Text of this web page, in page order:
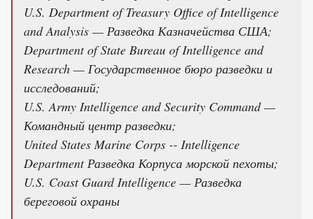
U.S. Department of Treasury Office of Intelligence
and Analysis — Разведка Казначейства США;
Department of State Bureau of Intelligence and
Research — Государственное бюро разведки и
исследований;
U.S. Army Intelligence and Security Command —
Командный центр разведки;
United States Marine Corps -- Intelligence
Department Разведка Корпуса морской пехоты;
U.S. Coast Guard Intelligence — Разведка
береговой охраны